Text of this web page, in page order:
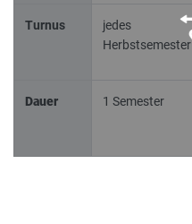
Turnus
jedes
Herbstsemester
Dauer 1 Semester